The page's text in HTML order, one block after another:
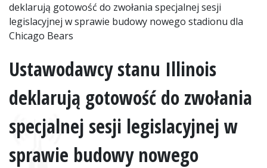
deklarują gotowość do zwołania specjalnej sesji
legislacyjnej w sprawie budowy nowego stadionu dla
Chicago Bears
Ustawodawcy stanu Illinois
deklarują gotowość do zwołania
specjalnej sesji legislacyjnej w
sprawie budowy nowego